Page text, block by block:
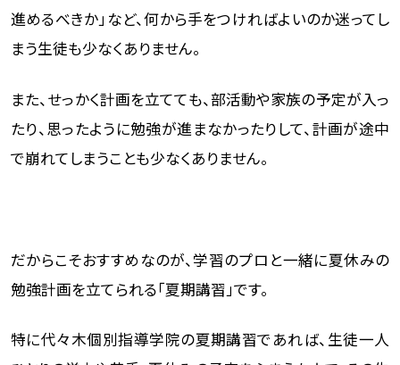
進めるべきか」など、何から手をつければよいのか迷ってし
まう生徒も少なくありません。
また、せっかく計画を立てても、部活動や家族の予定が入っ
たり、思ったように勉強が進まなかったりして、計画が途中
で崩れてしまうことも少なくありません。
だからこそおすすめなのが、学習のプロと一緒に夏休みの
勉強計画を立てられる「夏期講習」です。
特に代々木個別指導学院の夏期講習であれば、生徒一人